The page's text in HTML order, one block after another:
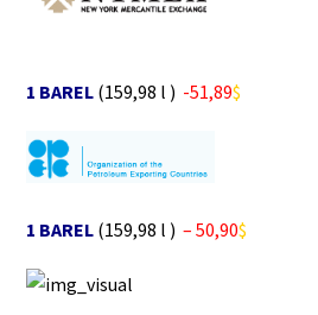
1 BAREL (159,98 l ) -51,89$
1 BAREL (159,98 l ) – 50,90$